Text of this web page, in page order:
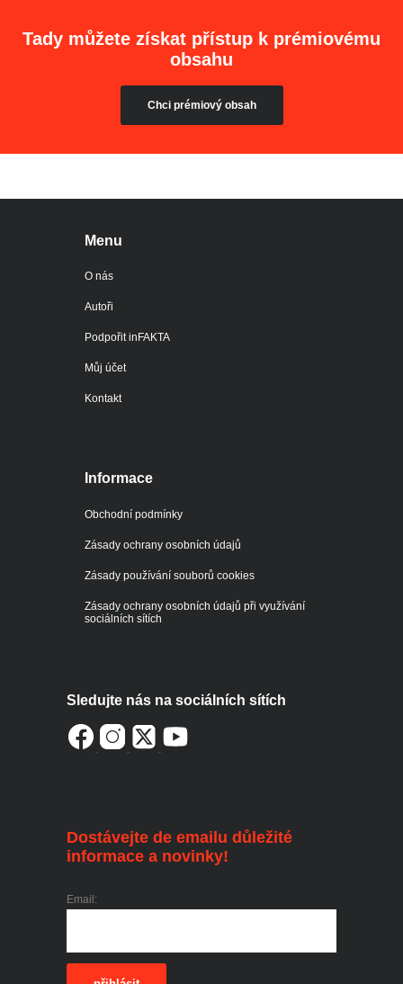
Tady můžete získat přístup k prémiovému
obsahu
Chci prémiový obsah
Menu
O nás
Autoři
Podpořit inFAKTA
Můj účet
Kontakt
Informace
Obchodní podmínky
Zásady ochrany osobních údajů
Zásady používání souborů cookies
Zásady ochrany osobních údajů při využívání
sociálních sítích
Sledujte nás na sociálních sítích
Dostávejte de emailu důležité
informace a novinky!
Email: